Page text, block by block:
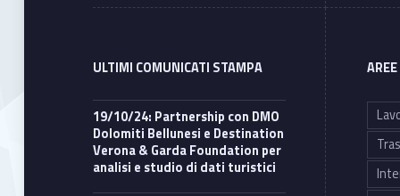
e
s
s
ULTIMI COMUNICATI STAMPA
19/10/24: Partnership con DMO
Dolomiti Bellunesi e Destination
Verona & Garda Foundation per
analisi e studio di dati turistici